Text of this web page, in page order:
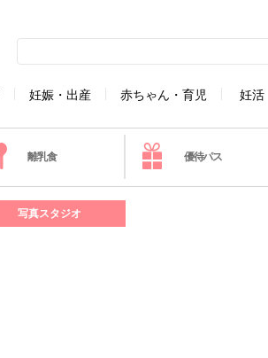
妊娠・出産 赤ちゃん・育児 妊活
離乳食 優待パス
写真スタジオ